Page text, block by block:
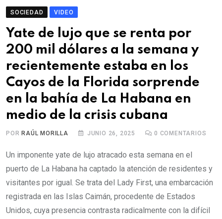
SOCIEDAD VIDEO
Yate de lujo que se renta por
200 mil dólares a la semana y
recientemente estaba en los
Cayos de la Florida sorprende
en la bahía de La Habana en
medio de la crisis cubana
POR RAÚL MORILLA JUNIO 26, 2025 0 COMENTARIOS
Un imponente yate de lujo atracado esta semana en el
puerto de La Habana ha captado la atención de residentes y
visitantes por igual. Se trata del Lady First, una embarcación
registrada en las Islas Caimán, procedente de Estados
Unidos, cuya presencia contrasta radicalmente con la difícil